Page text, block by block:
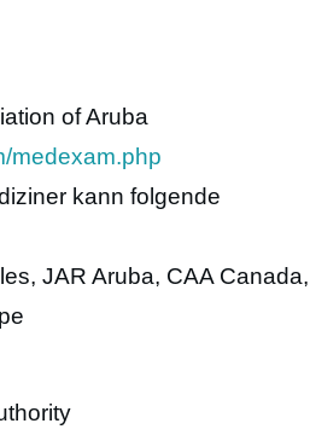
of Aruba
medexam.php
kann folgende
JAR Aruba, CAA Canada,